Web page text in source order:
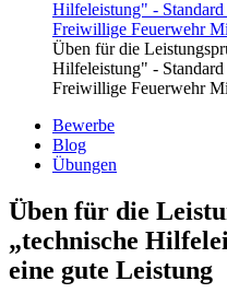
Üben für die
Hilfeleistung" -
Freiwillige Feuerwehr
Bewerbe
Blog
Übungen
Üben für die
„technische
eine gute Leistung